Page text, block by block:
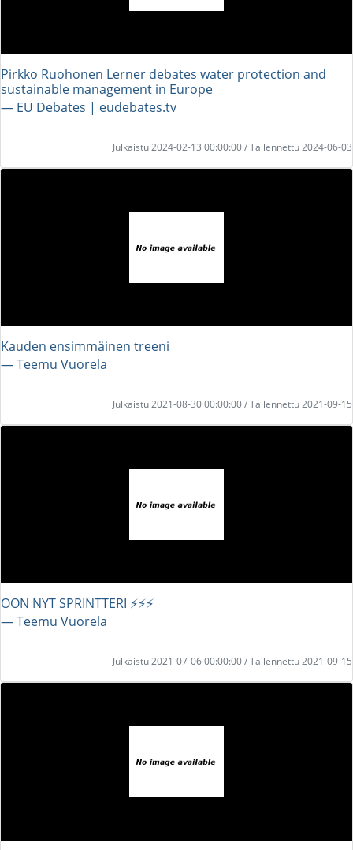
Pirkko Ruohonen Lerner debates water protection and
sustainable management in Europe
― EU Debates | eudebates.tv
Julkaistu 2024-02-13 00:00:00 / Tallennettu 2024-06-03
Kauden ensimmäinen treeni
― Teemu Vuorela
Julkaistu 2021-08-30 00:00:00 / Tallennettu 2021-09-15
OON NYT SPRINTTERI ⚡⚡⚡
― Teemu Vuorela
Julkaistu 2021-07-06 00:00:00 / Tallennettu 2021-09-15